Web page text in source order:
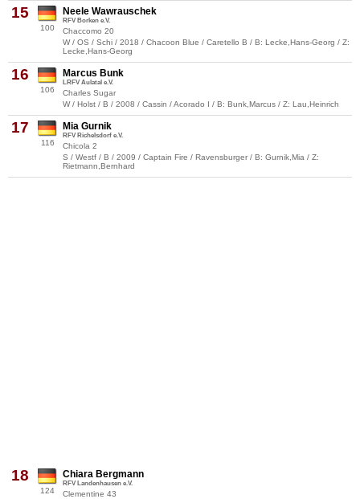
15
100
Neele Wawrauschek
RFV Borken e.V.
Chaccomo 20
W / OS / Schi / 2018 / Chacoon Blue / Caretello B / B: Lecke,Hans-Georg / Z:
Lecke,Hans-Georg
16
106
Marcus Bunk
LRFV Aulatal e.V.
Charles Sugar
W / Holst / B / 2008 / Cassin / Acorado I / B: Bunk,Marcus / Z: Lau,Heinrich
17
116
Mia Gurnik
RFV Richelsdorf e.V.
Chicola 2
S / Westf / B / 2009 / Captain Fire / Ravensburger / B: Gurnik,Mia / Z:
Rietmann,Bernhard
18
124
Chiara Bergmann
RFV Landenhausen e.V.
Clementine 43